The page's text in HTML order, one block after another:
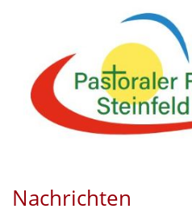
Nachrichten